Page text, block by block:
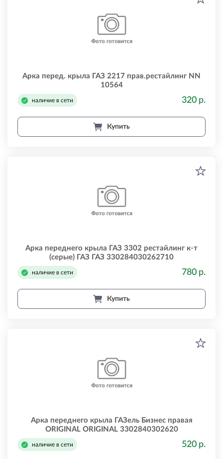
Арка перед. крыла ГАЗ 2217 прав.рестайлинг NN
10564
наличие в сети 320 р.
Купить
Арка переднего крыла ГАЗ 3302 рестайлинг к-т
(серые) ГАЗ ГАЗ 330284030262710
наличие в сети 780 р.
Купить
Арка переднего крыла ГАЗель Бизнес правая
ORIGINAL ORIGINAL 3302840302620
наличие в сети 520 р.